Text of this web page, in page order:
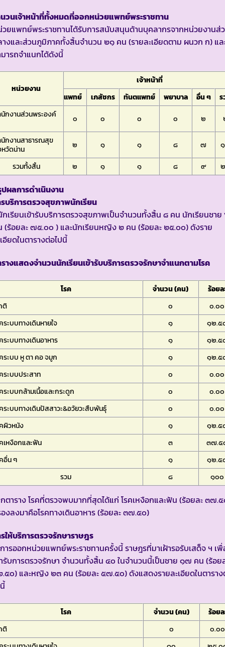
วนเจ้าหน้าที่ทั้งหมดที่ออกหน่วยแพทย์พระราชทาน
ยแพทย์พระราชทานได้รับการสนับสนุนด้านบุคลากรจากหน่วยงานส่
งและส่วนภูมิภาคทั้งสิ้นจำนวน ๒๑ คน (รายละเอียดตาม ผนวก ก) แล
ารถจำแนกได้ดังนี้
หน่วยงาน
เจ้าหน้าที่
แพทย์
เภสัชกร ทันตแพทย์ พยาบาล อื่น ๆ
กงานส่วนพระองค์
๐ ๐ ๐ ๐ ๒
กงานสาธารณสุข
วัดน่าน
๒ ๑ ๑ ๘ ๗
รวมทั้งสิ้น
๒ ๑ ๑ ๘ ๙
ผลการดำเนินงาน
บริการตรวจสุขภาพนักเรียน
เรียนเข้ารับบริการตรวจสุขภาพเป็นจำนวนทั้งสิ้น ๘ คน นักเรียนชาย
(ร้อยละ ๗๕.๐๐ ) และนักเรียนหญิง ๒ คน (ร้อยละ ๒๕.๐๐) ดังราย
อียดในตารางต่อไปนี้
างแสดงจำนวนนักเรียนเข้ารับบริการตรวจรักษาจำแนกตามโรค
โรค จำนวน (คน)
ร้อยล
ติ
๐
๐.๐๐
ระบบทางเดินหายใจ
๑
๑๒.๕
ระบบทางเดินอาหาร
๑
๑๒.๕
ระบบ หู ตา คอ จมูก
๑
๑๒.๕
ระบบประสาท
๐
๐.๐๐
ระบบกล้ามเนื้อและกระดูก
๐
๐.๐๐
ระบบทางเดินปัสสาวะ&อวัยวะสืบพันธุ์
๐
๐.๐๐
ผิวหนัง
๑
๑๒.๕
เหงือกและฟัน
๓
๓๗.๕
อื่น ๆ
๑
๑๒.๕
รวม
๘ ๑๐๐
ตาราง โรคที่ตรวจพบมากที่สุดได้แก่ โรคเหงือกและฟัน (ร้อยละ ๓๗.
งลงมาคือโรคทางเดินอาหาร (ร้อยละ ๓๗.๕๐)
ให้บริการตรวจรักษาราษฎร
ารออกหน่วยแพทย์พระราชทานครั้งนี้ ราษฎรที่มาเฝ้ารอรับเสด็จ ฯ เ
รับการตรวจรักษา จำนวนทั้งสิ้น ๔๐ ในจำนวนนี้เป็นชาย ๑๗ คน (ร้อย
๕๐) และหญิง ๒๓ คน (ร้อยละ ๕๗.๕๐) ดังแสดงรายละเอียดในตารา
โรค จำนวน (คน)
ร้อยล
ติ
๐
๐.๐๐